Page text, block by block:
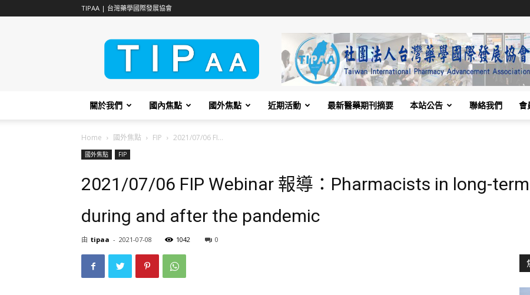
TIPAA | 台灣藥學國際發展協會
TIPAA
關於我們 國內焦點 國外焦點 近期活動 最新醫藥期刊摘要 本站公告 聯絡我們 會
Home 國外焦點 FIP 2021/07/06 FI...
國外焦點 FIP
2021/07/06 FIP Webinar 報導：Pharmacists in long-
during and after the pandemic
由 tipaa - 2021-07-08 1042 0